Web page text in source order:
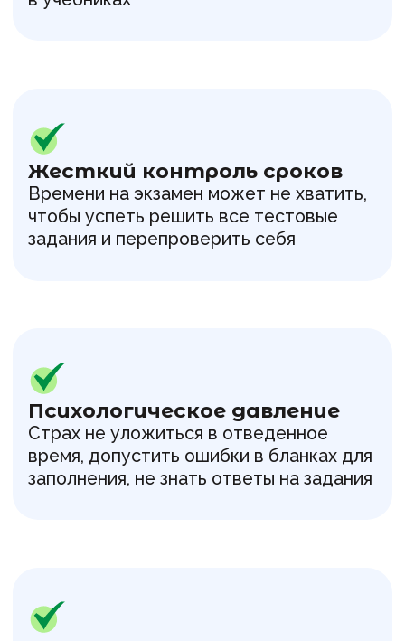
Наш журнал помогает развивать
С «ДУМАЙ» подготовка это
ребенок встретит статьи по математике,
физике, биологии, химии, русскому языку,
литературе, истории, информатике,
географии, английскому языку и другим
предметам, которые входят в экзамен ЕГЭ
и ОГЭ
информацию
решении типовых задач и разборе
заданий ОГЭ и ЕГЭ